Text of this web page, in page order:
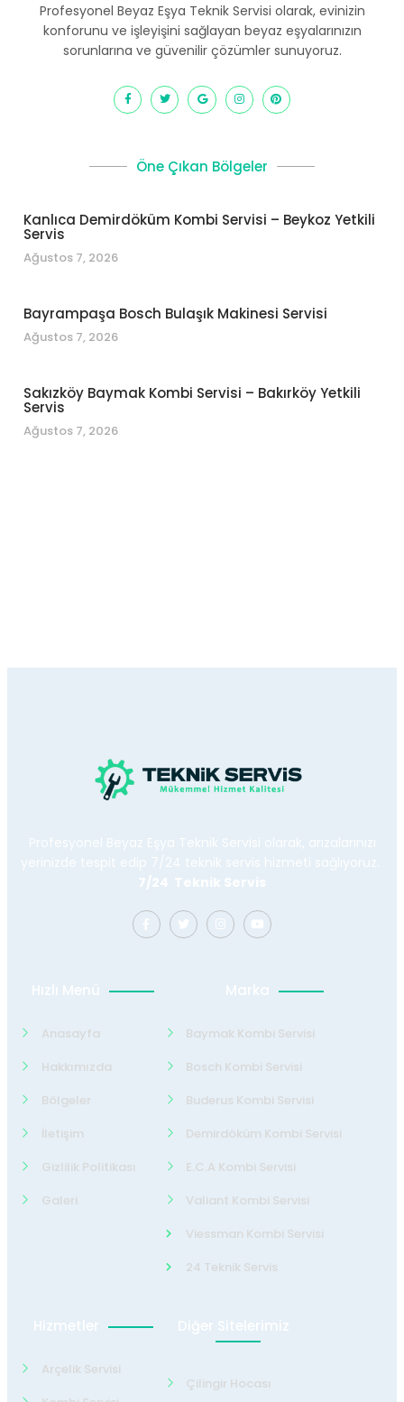
Profesyonel Beyaz Eşya Teknik Servisi olarak, evinizin
konforunu ve işleyişini sağlayan beyaz eşyalarınızın
sorunlarına ve güvenilir çözümler sunuyoruz.
Öne Çıkan Bölgeler
Kanlıca Demirdöküm Kombi Servisi – Beykoz Yetkili
Servis
Ağustos 7, 2026
Bayrampaşa Bosch Bulaşık Makinesi Servisi
Ağustos 7, 2026
Sakızköy Baymak Kombi Servisi – Bakırköy Yetkili
Servis
Ağustos 7, 2026
Profesyonel Beyaz Eşya Teknik Servisi olarak, arızalarınızı
yerinizde tespit edip 7/24 teknik servis hizmeti sağlıyoruz.
7/24 Teknik Servis
Hızlı Menü
Anasayfa
Hakkımızda
Bölgeler
İletişim
Gizlilik Politikası
Galeri
Marka
Baymak Kombi Servisi
Bosch Kombi Servisi
Buderus Kombi Servisi
Demirdöküm Kombi Servisi
E.C.A Kombi Servisi
Valiant Kombi Servisi
Viessman Kombi Servisi
24 Teknik Servis
Hizmetler
Arçelik Servisi
Diğer Sitelerimiz
Çilingir Hocası